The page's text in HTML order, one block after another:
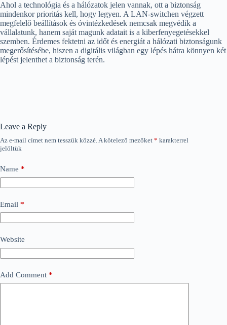
Ahol a technológia és a hálózatok jelen vannak, ott a biztonság
mindenkor prioritás kell, hogy legyen. A LAN-switchen végzett
megfelelő beállítások és óvintézkedések nemcsak megvédik a
vállalatunk, hanem saját magunk adatait is a kiberfenyegetésekkel
szemben. Érdemes fektetni az időt és energiát a hálózati biztonságunk
megerősítésébe, hiszen a digitális világban egy lépés hátra könnyen két
lépést jelenthet a biztonság terén.
Leave a Reply
Az e-mail címet nem tesszük közzé.A kötelező mezőket * karakterrel
jelöltük
Name *
Email *
Website
Add Comment *